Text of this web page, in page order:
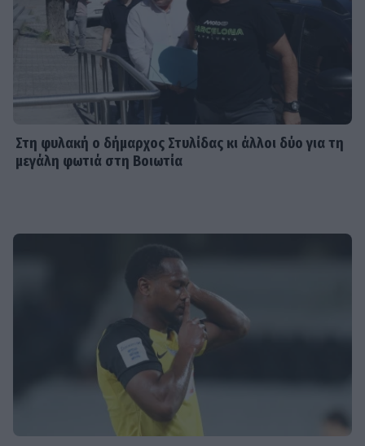
Στη φυλακή ο δήμαρχος Στυλίδας κι άλλοι δύο για τη
μεγάλη φωτιά στη Βοιωτία